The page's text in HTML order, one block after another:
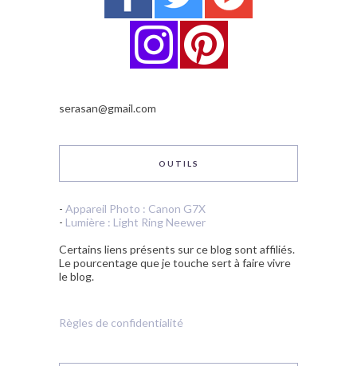
serasan@gmail.com
OUTILS
- Appareil Photo : Canon G7X
- Lumière : Light Ring Neewer
Certains liens présents sur ce blog sont affiliés.
Le pourcentage que je touche sert à faire vivre
le blog.
Règles de confidentialité